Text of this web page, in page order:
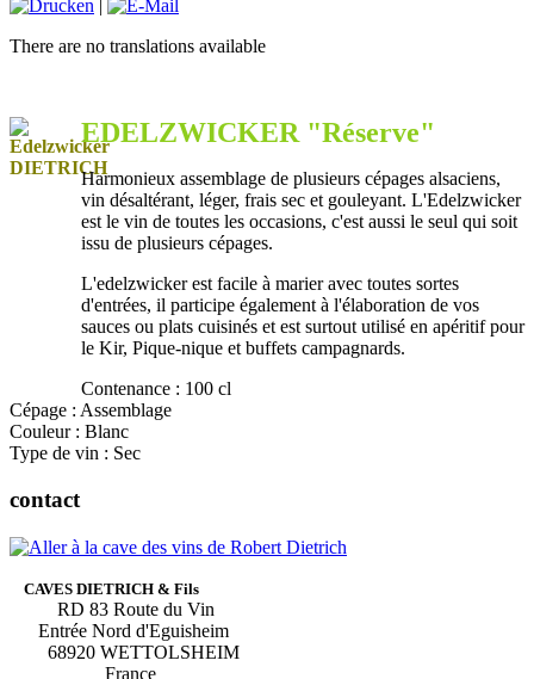
|
There are no translations available
EDELZWICKER "Réserve"
Harmonieux assemblage de plusieurs cépages alsaciens,
vin désaltérant, léger, frais sec et gouleyant. L'Edelzwicker
est le vin de toutes les occasions, c'est aussi le seul qui soit
issu de plusieurs cépages.
L'edelzwicker est facile à marier avec toutes sortes
d'entrées, il participe également à l'élaboration de vos
sauces ou plats cuisinés et est surtout utilisé en apéritif pour
le Kir, Pique-nique et buffets campagnards.
Contenance : 100 cl
Cépage : Assemblage
Couleur : Blanc
Type de vin : Sec
contact
CAVES DIETRICH & Fils
RD 83 Route du Vin
Entrée Nord d'Eguisheim
68920 WETTOLSHEIM
France